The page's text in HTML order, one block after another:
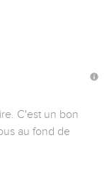
C'est un bon
au fond de